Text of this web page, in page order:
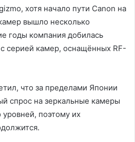
хотя начало пути Canon на
вышло несколько
годы компания добилась
серией камер, оснащённых RF-
что за пределами Японии
спрос на зеркальные камеры
уровней, поэтому их